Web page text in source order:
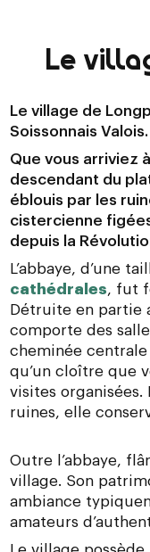
Le
Le village de
Soissonnais Valois.
Que vous arriviez
descendant du
éblouis par les
cistercienne
depuis la
L’abbaye, d’une
cathédrales, fut
Détruite en partie
comporte des
cheminée
qu’un cloître que
visites
ruines, elle
Outre l’abbaye,
village. Son
ambiance
amateurs